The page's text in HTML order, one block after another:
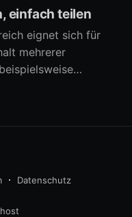
einfach teilen
mehrerer
zahlreiche
lassen sich damit
Datenschutz